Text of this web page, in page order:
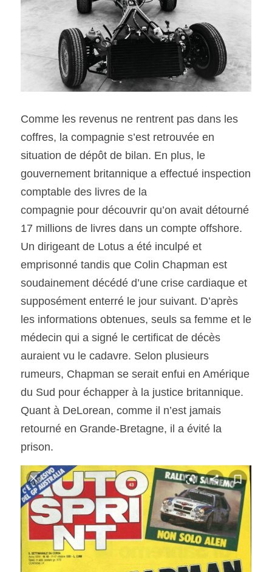
Comme les revenus ne rentrent pas dans les
coffres, la compagnie s’est retrouvée en
situation de dépôt de bilan. En plus, le
gouvernement britannique a effectué inspection
comptable des livres de la
compagnie pour découvrir qu’on avait détourné
17 millions de livres dans un compte offshore.
Un dirigeant de Lotus a été inculpé et
emprisonné tandis que Colin Chapman est
soudainement décédé d’une crise cardiaque et
supposément enterré le jour suivant. D’après
les informations obtenues, seuls sa femme et le
médecin qui a signé le certificat de décès
auraient vu le cadavre. Selon plusieurs
rumeurs, Chapman se serait enfui en Amérique
du Sud pour échapper à la justice britannique.
Quant à DeLorean, comme il n’est jamais
retourné en Grande-Bretagne, il a évité la
prison.